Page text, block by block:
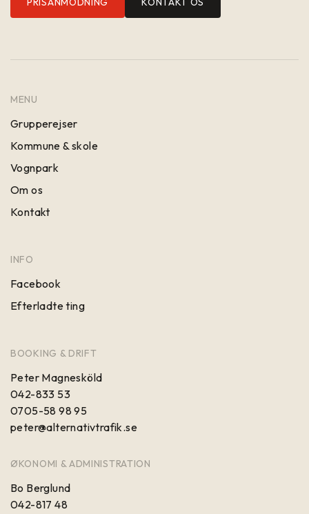
MENU
Grupperejser
Kommune & skole
Vognpark
Om os
Kontakt
INFO
Facebook
Efterladte ting
BOOKING & DRIFT
Peter Magnesköld
042-833 53
0705-58 98 95
peter@alternativtrafik.se
ØKONOMI & ADMINISTRATION
Bo Berglund
042-817 48